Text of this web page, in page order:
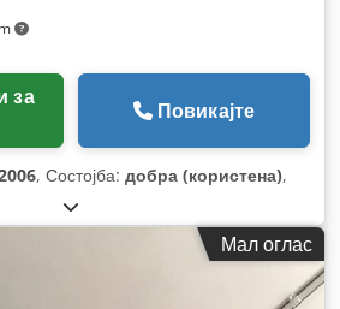
Повикајте
, Состојба: добра (користена),
Мал оглас